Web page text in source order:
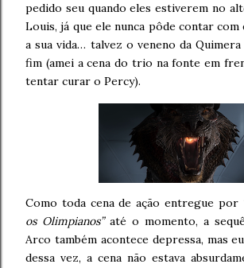
pedido seu quando eles estiverem no
Louis, já que ele nunca pôde contar
a sua vida… talvez o veneno da
fim (amei a cena do trio na fonte em
tentar curar o Percy).
Como toda cena de ação entregue por
os Olimpianos”até o momento, a
Arco também acontece depressa, mas
dessa vez, a cena não estava